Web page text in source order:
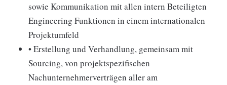
sowie Kommunikation mit allen intern Beteiligten
Engineering Funktionen in einem internationalen
Projektumfeld
• Erstellung und Verhandlung, gemeinsam mit
Sourcing, von projektspezifischen
Nachunternehmerverträgen aller am